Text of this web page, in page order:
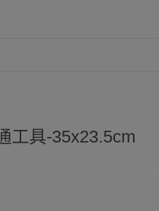
工具-35x23.5cm